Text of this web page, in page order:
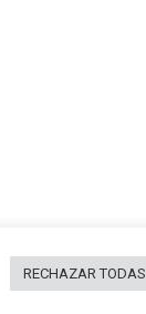
RECHAZAR TODAS